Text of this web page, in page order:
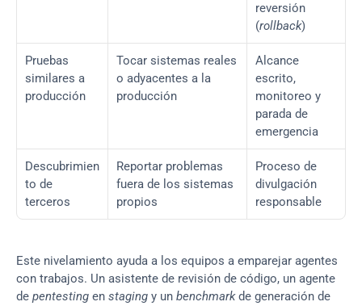
reversión
(rollback)
Pruebas
similares a
producción
Tocar sistemas reales
o adyacentes a la
producción
Alcance
escrito,
monitoreo y
parada de
emergencia
Descubrimien
to de
terceros
Reportar problemas
fuera de los sistemas
propios
Proceso de
divulgación
responsable
Este nivelamiento ayuda a los equipos a emparejar agentes
con trabajos. Un asistente de revisión de código, un agente
de pentesting en staging y un benchmark